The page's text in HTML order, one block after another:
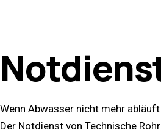
Wenn Abwasser nicht mehr
Der Notdienst von Technische